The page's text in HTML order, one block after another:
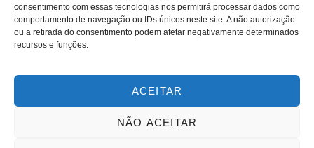
consentimento com essas tecnologias nos permitirá processar dados como
comportamento de navegação ou IDs únicos neste site. A não autorização
ou a retirada do consentimento podem afetar negativamente determinados
recursos e funções.
ACEITAR
NÃO ACEITAR
Copyright © 2026. Diário PcD. Todos os direitos reservados.